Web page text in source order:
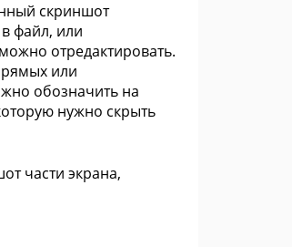
скриншот
файл, или
отредактировать.
или
обозначить на
нужно скрыть
части экрана,